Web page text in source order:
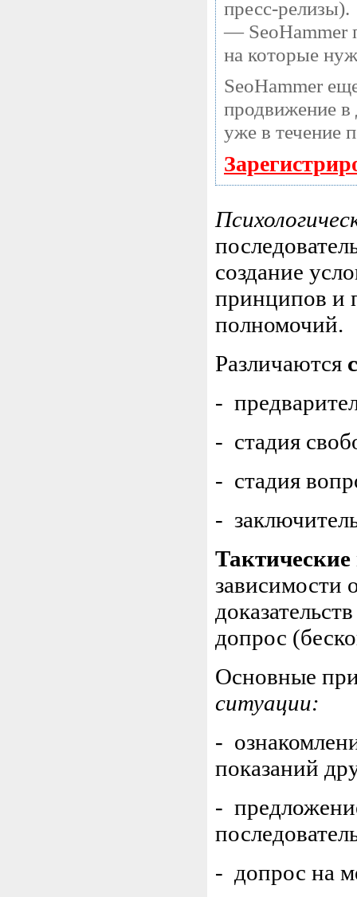
пресс-релизы).
— SeoHammer
на которые
SeoHammer
продвижение в
уже в течение
создание
принципов и
полномочий.
Различаются
-
- стадия
- стадия
-
зависимости
допрос
Основные
ситуации:
-
показаний
-
- допрос на